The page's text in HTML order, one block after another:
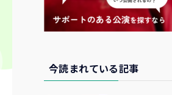
今読まれている記事